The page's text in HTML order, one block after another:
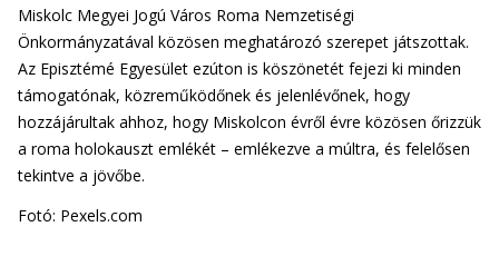
Miskolc Megyei Jogú Város Roma Nemzetiségi
Önkormányzatával közösen meghatározó szerepet játszottak.
Az Episztémé Egyesület ezúton is köszönetét fejezi ki minden
támogatónak, közreműködőnek és jelenlévőnek, hogy
hozzájárultak ahhoz, hogy Miskolcon évről évre közösen őrizzük
a roma holokauszt emlékét – emlékezve a múltra, és felelősen
tekintve a jövőbe.
Fotó: Pexels.com